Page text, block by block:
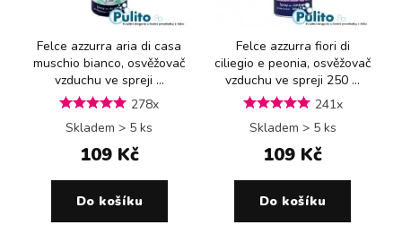
Felce azzurra aria di casa
muschio bianco, osvěžovač
vzduchu ve spreji ...
278x
Skladem > 5 ks
109 Kč
Do košíku
Felce azzurra fiori di
ciliegio e peonia, osvěžovač
vzduchu ve spreji 250 ...
241x
Skladem > 5 ks
109 Kč
Do košíku